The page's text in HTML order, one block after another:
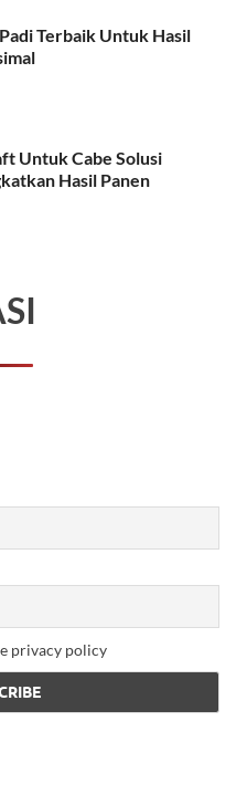
Terbaik Untuk Hasil
Untuk Cabe Solusi
Hasil Panen
privacy policy